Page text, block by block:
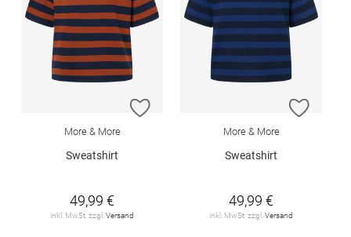
ZUR WUNSCHLISTE HINZUFÜGEN
More & More
Sweatshirt
49,99 €
inkl. MwSt. zzgl. Versand
ZUR
More & More
Sweatshirt
49,99 €
inkl. MwSt. zzgl. Versand